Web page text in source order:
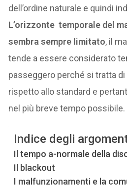
dell’ordine naturale e quindi
L’orizzonte temporale del
sembra sempre limitato, il
tende a essere considerato
passeggero perché si tratta
rispetto allo standard e
nel più breve tempo possibile.
Indice degli
Il tempo a-normale della
Il blackout
I malfunzionamenti e la